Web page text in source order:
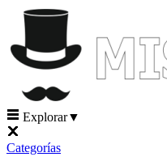
Explorar▼
Categorías